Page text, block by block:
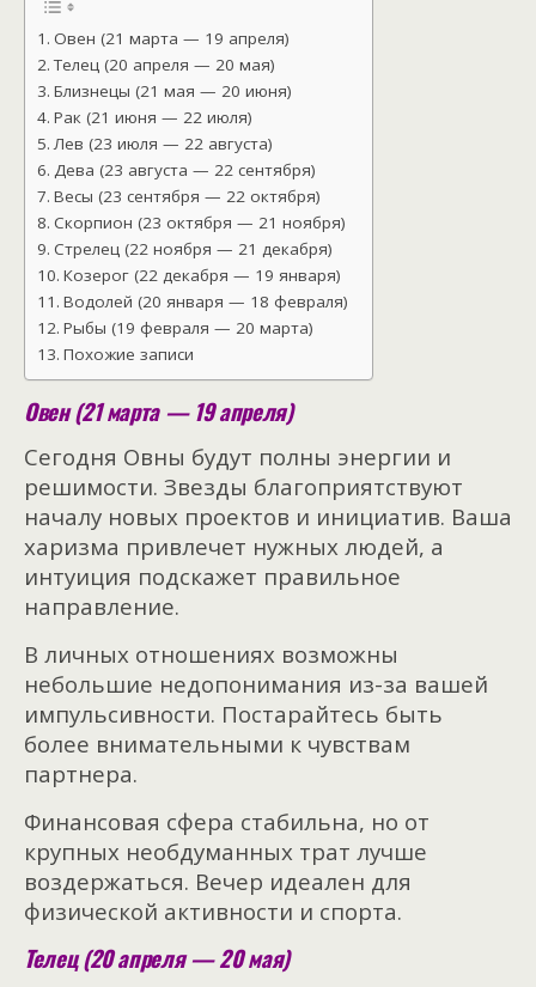
Овен (21 марта — 19 апреля)
Телец (20 апреля — 20 мая)
Близнецы (21 мая — 20 июня)
Рак (21 июня — 22 июля)
Лев (23 июля — 22 августа)
Дева (23 августа — 22 сентября)
Весы (23 сентября — 22 октября)
Скорпион (23 октября — 21 ноября)
Стрелец (22 ноября — 21 декабря)
Козерог (22 декабря — 19 января)
Водолей (20 января — 18 февраля)
Рыбы (19 февраля — 20 марта)
Похожие записи
Овен (21 марта — 19 апреля)
Сегодня Овны будут полны энергии и
решимости. Звезды благоприятствуют
началу новых проектов и инициатив. Ваша
харизма привлечет нужных людей, а
интуиция подскажет правильное
направление.
В личных отношениях возможны
небольшие недопонимания из-за вашей
импульсивности. Постарайтесь быть
более внимательными к чувствам
партнера.
Финансовая сфера стабильна, но от
крупных необдуманных трат лучше
воздержаться. Вечер идеален для
физической активности и спорта.
Телец (20 апреля — 20 мая)